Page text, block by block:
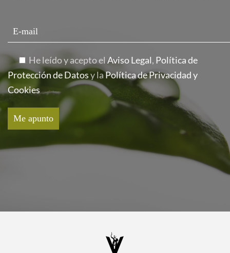
He leído y acepto el Aviso Legal, Política de
Protección de Datosy laPolítica de Privacidad y
Cookies